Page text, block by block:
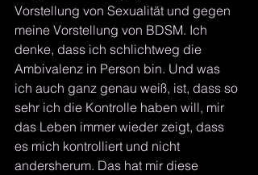
Vorstellung von Sexualität und gegen
meine Vorstellung von BDSM. Ich
denke, dass ich schlichtweg die
Ambivalenz in Person bin. Und was
ich auch ganz genau weiß, ist, dass so
sehr ich die Kontrolle haben will, mir
das Leben immer wieder zeigt, dass
es mich kontrolliert und nicht
andersherum. Das hat mir diese